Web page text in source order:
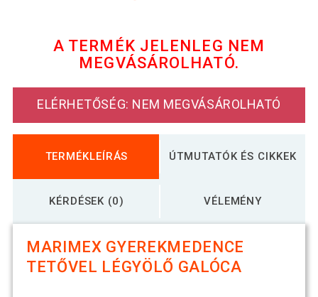
A TERMÉK JELENLEG NEM
MEGVÁSÁROLHATÓ.
ELÉRHETŐSÉG: NEM MEGVÁSÁROLHATÓ
TERMÉKLEÍRÁS ÚTMUTATÓK ÉS CIKKEK
KÉRDÉSEK (0) VÉLEMÉNY
MARIMEX GYEREKMEDENCE
TETŐVEL LÉGYÖLŐ GALÓCA